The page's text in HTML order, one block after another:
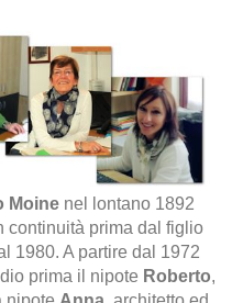
Moine nel lontano 1892
continuità prima dal figlio
1980. A partire dal 1972
prima il nipote Roberto,